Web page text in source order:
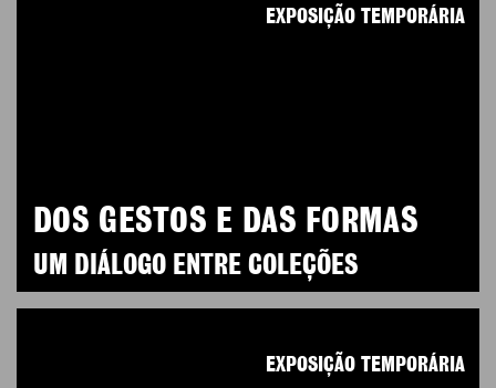
DOS GESTOS E DAS FORMAS
UM DIÁLOGO ENTRE COLEÇÕES
EXPOSIÇÃO TEMPORÁRIA
EXPOSIÇÃO TEMPORÁRIA